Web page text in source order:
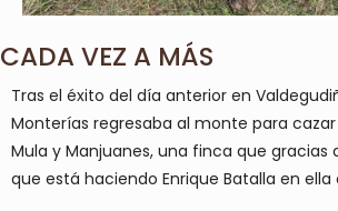
CADA VEZ A MÁS
Tras el éxito del día anterior en
Monterías regresaba al monte para
Mula y Manjuanes, una finca que gracias
que está haciendo Enrique Batalla en